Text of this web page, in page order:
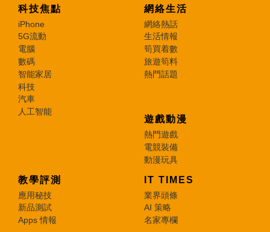
科技焦點
iPhone
5G流動
電腦
數碼
智能家居
科技
汽車
人工智能
網絡生活
網絡熱話
生活情報
筍買着數
旅遊筍料
熱門話題
遊戲動漫
熱門遊戲
電競裝備
動漫玩具
教學評測
應用秘技
新品測試
Apps 情報
IT TIMES
業界頭條
AI 策略
名家專欄